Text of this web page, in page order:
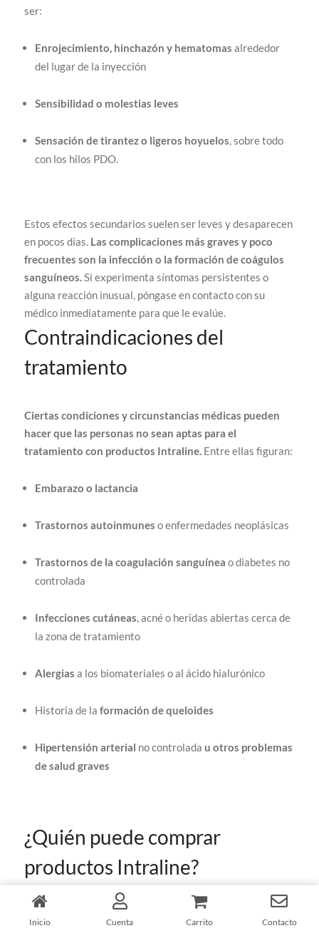
ser:
Enrojecimiento, hinchazón y hematomasalrededor
del lugar de la inyección
Sensibilidad o molestias leves
Sensación de tirantez o ligeros hoyuelos, sobre todo
con los hilos PDO.
Estos efectos secundarios suelen ser leves y desaparecen
en pocos días. Las complicaciones más graves y poco
frecuentes son la infección o la formación de coágulos
sanguíneos.Si experimenta síntomas persistentes o
alguna reacción inusual, póngase en contacto con su
médico inmediatamente para que le evalúe.
Contraindicaciones del
tratamiento
Ciertas condiciones y circunstancias médicas pueden
hacer que las personas no sean aptas para el
tratamiento con productos Intraline. Entre ellas figuran:
Embarazo o lactancia
Trastornosautoinmunes o enfermedades neoplásicas
Trastornos de la coagulación sanguínea o diabetes no
controlada
Infecciones cutáneas, acné o heridas abiertas cerca de
la zona de tratamiento
Alergiasa los biomateriales o al ácido hialurónico
Historia de laformación de queloides
Hipertensión arterial no controladau otros problemas
de salud graves
¿Quién puede comprar
productos Intraline?
Inicio Cuenta Carrito Contacto